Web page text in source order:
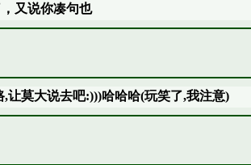
又说你凑句也
,让莫大说去吧:)))哈哈哈(玩笑了,我注意)